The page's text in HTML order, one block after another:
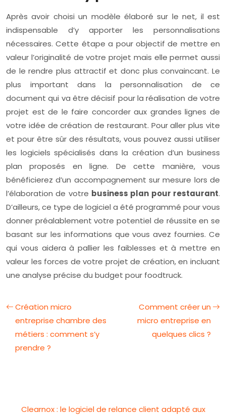
Après avoir choisi un modèle élaboré sur le net, il est
indispensable d’y apporter les personnalisations
nécessaires. Cette étape a pour objectif de mettre en
valeur l’originalité de votre projet mais elle permet aussi
de le rendre plus attractif et donc plus convaincant. Le
plus important dans la personnalisation de ce
document qui va être décisif pour la réalisation de votre
projet est de le faire concorder aux grandes lignes de
votre idée de création de restaurant. Pour aller plus vite
et pour être sûr des résultats, vous pouvez aussi utiliser
les logiciels spécialisés dans la création d’un business
plan proposés en ligne. De cette manière, vous
bénéficierez d’un accompagnement sur mesure lors de
l’élaboration de votre business plan pour restaurant.
D’ailleurs, ce type de logiciel a été programmé pour vous
donner préalablement votre potentiel de réussite en se
basant sur les informations que vous avez fournies. Ce
qui vous aidera à pallier les faiblesses et à mettre en
valeur les forces de votre projet de création, en incluant
une analyse précise du budget pour foodtruck.
Création micro
entreprise chambre des
métiers : comment s’y
prendre ?
Comment créer un
micro entreprise en
quelques clics ?
Clearnox : le logiciel de relance client adapté aux